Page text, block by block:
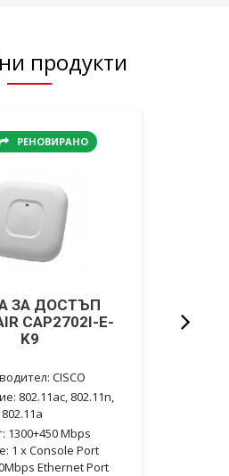
продукти
РЕНОВИРАНО
ЗА ДОСТЪП
CAP2702I-E-
K9
CISCO
802.11ac, 802.11n,
1300+450 Mbps
1 x Console Port
Ethernet Port